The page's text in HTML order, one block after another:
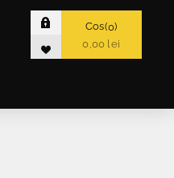
Cos 0
0,00 lei